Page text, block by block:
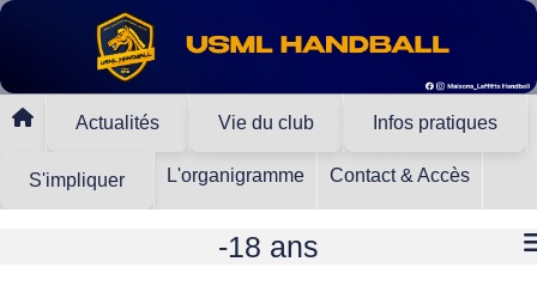
Actualités Vie du club Infos pratiques
S'impliquer L'organigramme Contact & Accès
-18 ans
Panneau de gestion des cookies